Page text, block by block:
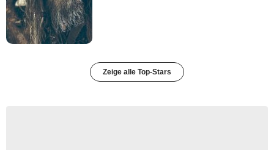
Zeige alle Top-Stars